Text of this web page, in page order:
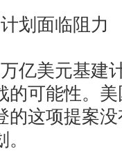
划面临阻力
美元基建
的可能性。
的这项提案